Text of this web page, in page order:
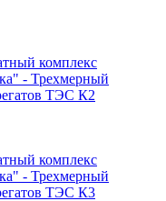
комплекс
- Трехмерный
ТЭС К2
комплекс
- Трехмерный
ТЭС К3